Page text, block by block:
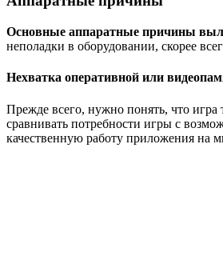
Основные аппаратные причины
неполадки в оборудовании, скорее
Нехватка оперативной или
Прежде всего, нужно понять, что
сравнивать потребности игры с
качественную работу приложения на